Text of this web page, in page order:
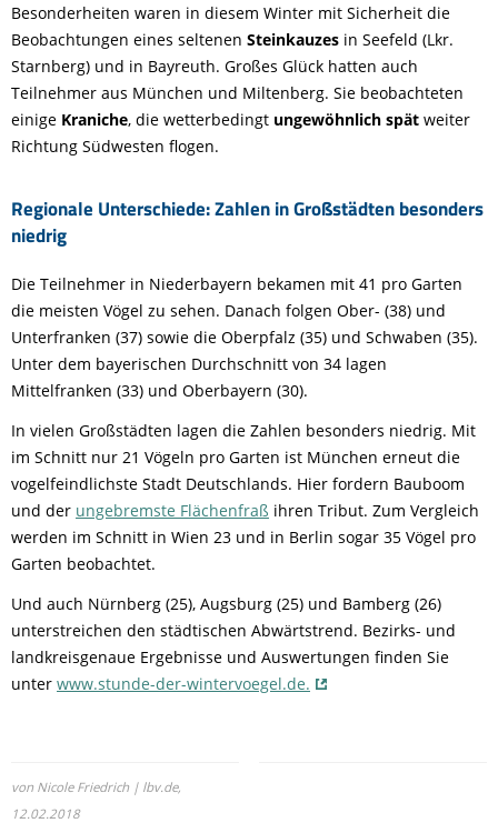
Besonderheiten waren in diesem Winter mit Sicherheit die
Beobachtungen eines seltenen Steinkauzes in Seefeld (Lkr.
Starnberg) und in Bayreuth. Großes Glück hatten auch
Teilnehmer aus München und Miltenberg. Sie beobachteten
einige Kraniche, die wetterbedingt ungewöhnlich spät weiter
Richtung Südwesten flogen.
Regionale Unterschiede: Zahlen in Großstädten besonders
niedrig
Die Teilnehmer in Niederbayern bekamen mit 41 pro Garten
die meisten Vögel zu sehen. Danach folgen Ober- (38) und
Unterfranken (37) sowie die Oberpfalz (35) und Schwaben (35).
Unter dem bayerischen Durchschnitt von 34 lagen
Mittelfranken (33) und Oberbayern (30).
In vielen Großstädten lagen die Zahlen besonders niedrig. Mit
im Schnitt nur 21 Vögeln pro Garten ist München erneut die
vogelfeindlichste Stadt Deutschlands. Hier fordern Bauboom
und der ungebremste Flächenfraß ihren Tribut. Zum Vergleich
werden im Schnitt in Wien 23 und in Berlin sogar 35 Vögel pro
Garten beobachtet.
Und auch Nürnberg (25), Augsburg (25) und Bamberg (26)
unterstreichen den städtischen Abwärtstrend. Bezirks- und
landkreisgenaue Ergebnisse und Auswertungen finden Sie
unter www.stunde-der-wintervoegel.de.
von Nicole Friedrich | lbv.de,
12.02.2018